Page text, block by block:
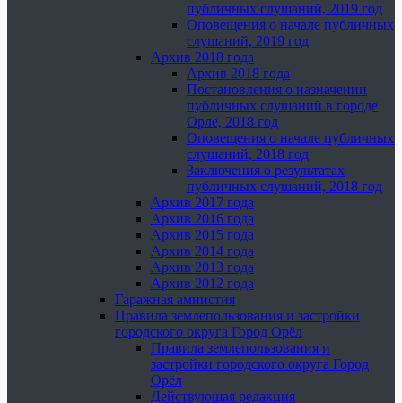
публичных слушаний, 2019 год
Оповещения о начале публичных
слушаний, 2019 год
Архив 2018 года
Архив 2018 года
Постановления о назначении
публичных слушаний в городе
Орле, 2018 год
Оповещения о начале публичных
слушаний, 2018 год
Заключения о результатах
публичных слушаний, 2018 год
Архив 2017 года
Архив 2016 года
Архив 2015 года
Архив 2014 года
Архив 2013 года
Архив 2012 года
Гаражная амнистия
Правила землепользования и застройки
городского округа Город Орёл
Правила землепользования и
застройки городского округа Город
Орёл
Действующая редакция